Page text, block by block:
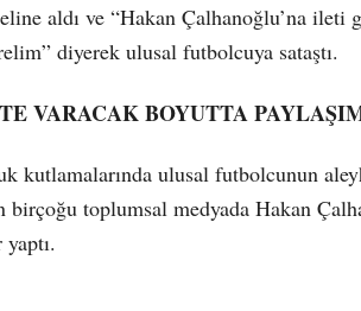
aldı ve “Hakan Çalhanoğlu’na
diyerek ulusal futbolcuya sataştı.
VARACAK BOYUTTA
kutlamalarında ulusal futbolcunun
birçoğu toplumsal medyada Hakan